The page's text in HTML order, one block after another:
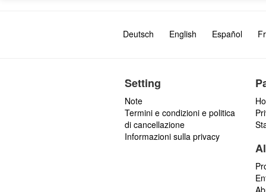
Deutsch English Español
Setting
Note
Termini e condizioni e politica
di cancellazione
Informazioni sulla privacy